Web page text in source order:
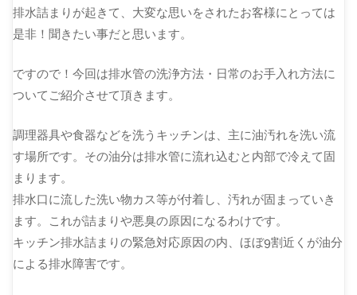
排水詰まりが起きて、大変な思いをされたお客様にとっては
是非！聞きたい事だと思います。
ですので！今回は排水管の洗浄方法・日常のお手入れ方法に
ついてご紹介させて頂きます。
調理器具や食器などを洗うキッチンは、主に油汚れを洗い流
す場所です。その油分は排水管に流れ込むと内部で冷えて固
まります。
排水口に流した洗い物カス等が付着し、汚れが固まっていき
ます。これが詰まりや悪臭の原因になるわけです。
キッチン排水詰まりの緊急対応原因の内、ほぼ9割近くが油分
による排水障害です。